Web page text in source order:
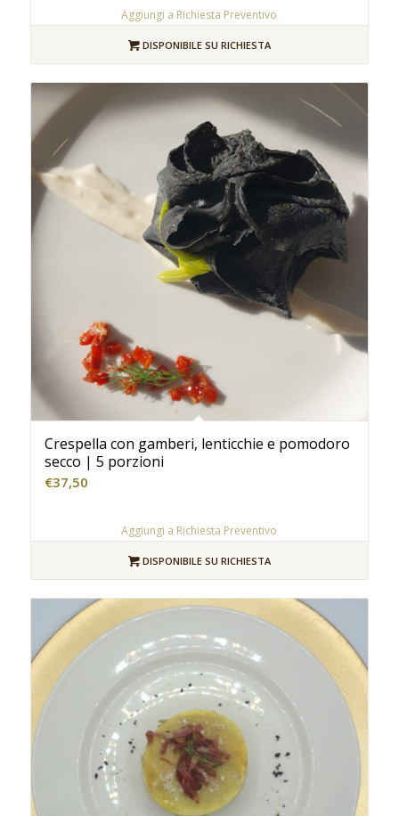
Aggiungi a Richiesta Preventivo
DISPONIBILE SU RICHIESTA
Crespella con gamberi, lenticchie e pomodoro
secco | 5 porzioni
€37,50
Aggiungi a Richiesta Preventivo
DISPONIBILE SU RICHIESTA